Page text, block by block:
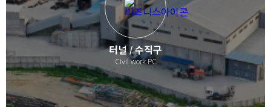
터널/수직구
Civil work PC